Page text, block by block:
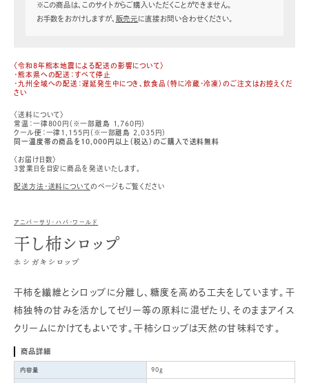
※この商品は、このサイトからご購入いただくことができません。
お手数をおかけしますが、
販売元 に直接お問い合わせください。
〈令和8年熊本地震による配送の影響について〉
・熊本県への配送：すべて停止
・九州全域への配送：遅延発生中につき、飲食品（特に冷蔵・冷凍）のご注文はお控えくだ
さい
〈送料について〉
常温：一律800円（※一部離島 1,760円）
クール便：一律1,155円（※一部離島 2,035円）
同一温度帯の商品を10,000円以上（税込）のご購入で送料無料
〈お届け日数〉
3営業日を目安に商品を発送いたします。
配送方法・送料についてのページもご覧ください
アニバーサリ・ハバ・ワールド
干し柿シロップ
ホシガキシロップ
干柿を繊維とシロップに分離し、糖度を高める工夫をしています。干
柿独特の甘みを活かしてゼリー等の原料に混ぜたり、そのままアイス
クリームにかけてもよいです。干柿シロップは天然の甘味料です。
商品詳細
内容量 90g